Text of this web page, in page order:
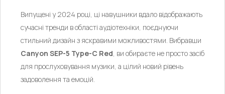
Випущені у 2024 році, ці навушники вдало відображають
сучасні тренди в області аудіотехніки, поєднуючи
стильний дизайн з яскравими можливостями. Вибравши
Canyon SEP-5 Type-C Red, ви обираєте не просто засіб
для прослуховування музики, а цілий новий рівень
задоволення та емоцій.